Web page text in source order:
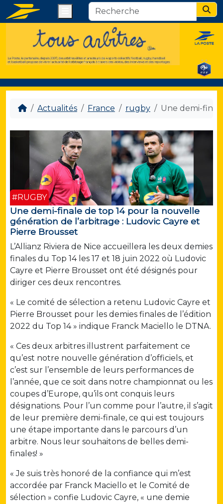
Actualités France rugby Une demi-
#RUGBY
Une demi-finale de top 14 pour la nouvelle
génération de l’arbitrage : Ludovic Cayre et
Pierre Brousset
L’Allianz Riviera de Nice accueillera les deux demies
finales du Top 14 les 17 et 18 juin 2022 où Ludovic
Cayre et Pierre Brousset ont été désignés pour
diriger ces deux rencontres.
« Le comité de sélection a retenu Ludovic Cayre et
Pierre Brousset pour les demies finales de l’édition
2022 du Top 14 » indique Franck Maciello le DTNA.
« Ces deux arbitres illustrent parfaitement ce
qu’est notre nouvelle génération d’officiels, et
c’est sur l’ensemble de leurs performances de
l’année, que ce soit dans notre championnat ou les
coupes d’Europe, qu’ils ont conquis leurs
désignations. Pour l’un comme pour l’autre, il s’agit
de leur première demi-finale, ce qui est toujours
une étape importante dans le parcours d’un
arbitre. Nous leur souhaitons de belles demi-
finales! »
« Je suis très honoré de la confiance qui m’est
accordée par Franck Maciello et le Comité de
sélection » confie Ludovic Cayre, « une demie